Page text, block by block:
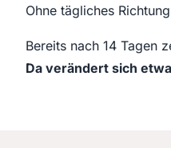
Ohne tägliches
Bereits nach 14 Tagen
Da verändert sich